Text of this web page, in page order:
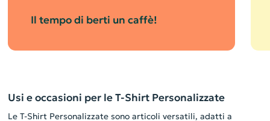
Il tempo di berti un caffè!
Usi e occasioni per le T-Shirt Personalizzate
Le T-Shirt Personalizzate sono articoli versatili, adatti a